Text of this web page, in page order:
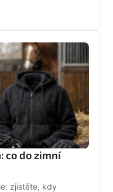
co do zimní
zjistěte, kdy